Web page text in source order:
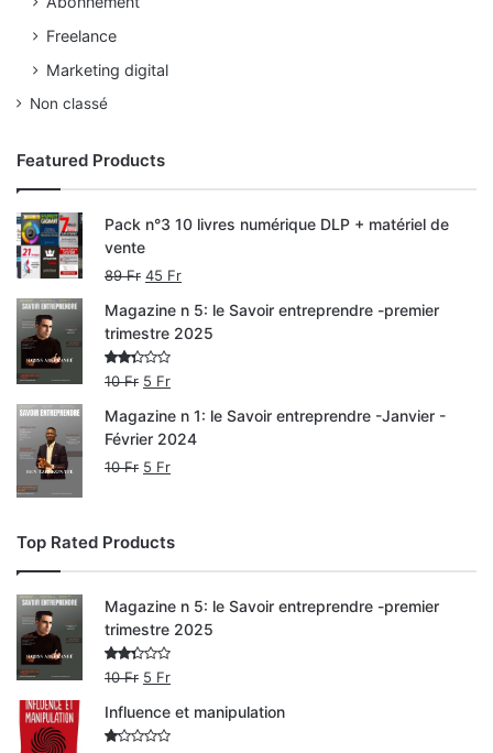
Freelance
Marketing digital
Non classé
Featured Products
Pack n°3 10 livres numérique DLP + matériel de
vente
89Fr 45 Fr
Magazine n 5: le Savoir entreprendre -premier
trimestre 2025
Note
sur
5
10Fr 5 Fr
Magazine n 1: le Savoir entreprendre -Janvier -
Février 2024
10Fr 5 Fr
Top Rated Products
Magazine n 5: le Savoir entreprendre -premier
trimestre 2025
Note
sur
5
10Fr 5 Fr
Influence et manipulation